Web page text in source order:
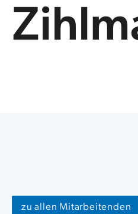
zu allen Mitarbeitenden